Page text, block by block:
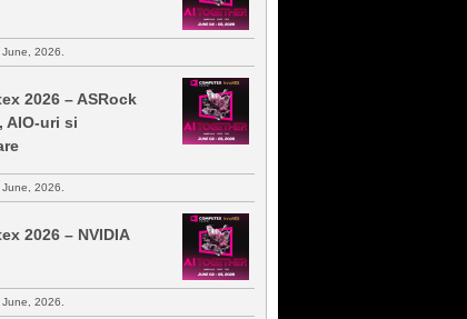
2026.
2026 – ASRock
AIO-uri si
2026.
2026 – NVIDIA
2026.